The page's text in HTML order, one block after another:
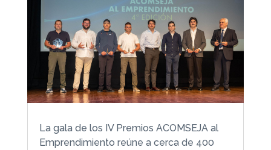
La gala de los IV Premios ACOMSEJA al
Emprendimiento reúne a cerca de 400